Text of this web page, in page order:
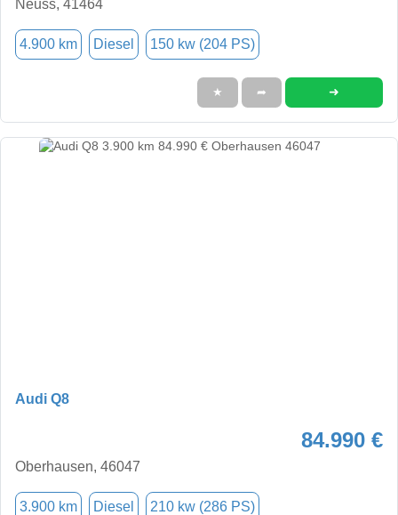
Neuss, 41464
4.900 km Diesel 150 kw (204 PS)
★ ➦ ➜
Audi Q8
84.990 €
Oberhausen, 46047
3.900 km Diesel 210 kw (286 PS)